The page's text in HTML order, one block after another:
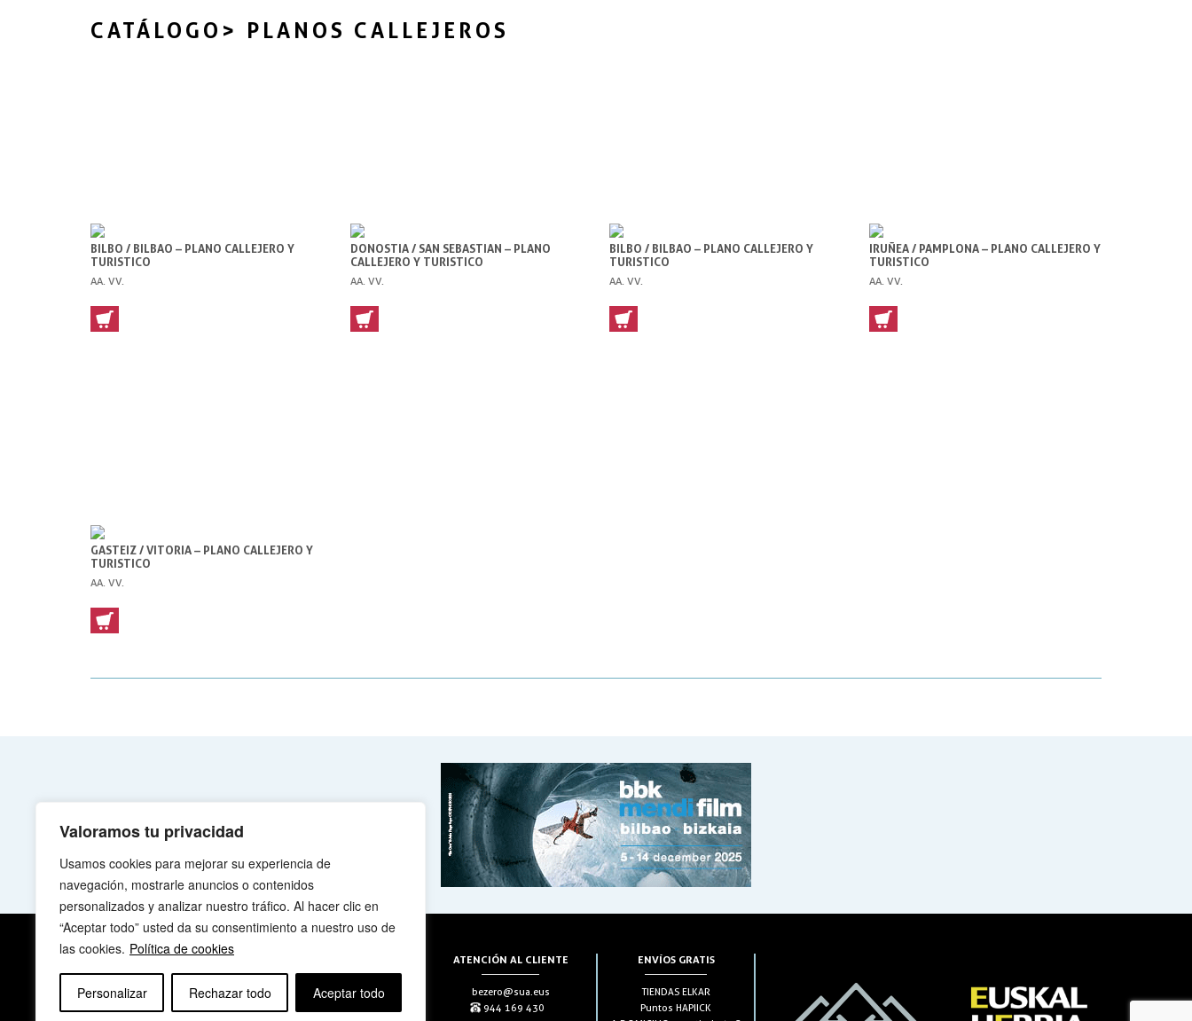
Valoramos tu privacidad
Usamos cookies para mejorar su experiencia de
navegación, mostrarle anuncios o contenidos
personalizados y analizar nuestro tráfico. Al hacer clic en
“Aceptar todo” usted da su consentimiento a nuestro uso de
las cookies. Política de cookies
Personalizar Rechazar todo Aceptar todo
CATÁLOGO > PLANOS CALLEJEROS
BILBO / BILBAO – PLANO CALLEJERO Y
TURISTICO
AA. VV.
DONOSTIA / SAN SEBASTIAN – PLANO
CALLEJERO Y TURISTICO
AA. VV.
BILBO / BILBAO – PLANO CALLEJERO Y
TURISTICO
AA. VV.
IRUÑEA / PAMPLONA – PLANO CALLEJERO Y
TURISTICO
AA. VV.
GASTEIZ / VITORIA – PLANO CALLEJERO Y
TURISTICO
AA. VV.
ATENCIÓN AL CLIENTE
bezero@sua.eus
944 169 430
ENVÍOS GRATIS
TIENDAS ELKAR
Puntos HAPIICK